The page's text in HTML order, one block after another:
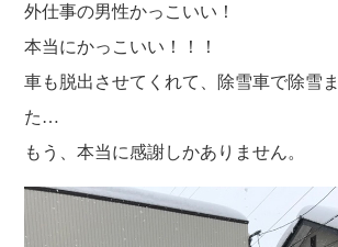
外仕事の男性かっこいい！
本当にかっこいい！！！
車も脱出させてくれて、除雪車で除雪
た…
もう、本当に感謝しかありません。